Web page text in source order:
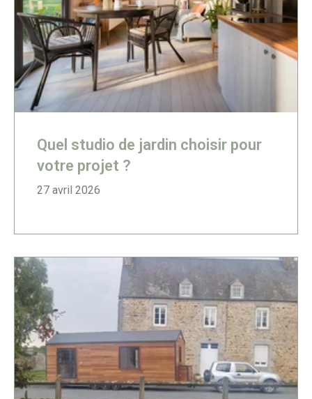
Quel studio de jardin choisir pour
votre projet ?
27 avril 2026